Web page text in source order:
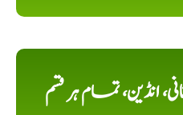
انڈین، تمام ہر قسم